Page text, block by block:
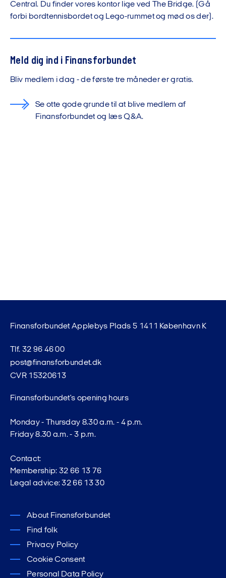
Central. Du finder vores kontor lige ved The Bridge. (Gå
forbi bordtennisbordet og Lego-rummet og mød os der).
Meld dig ind i Finansforbundet
Bliv medlem i dag - de første tre måneder er gratis.
Se otte gode grunde til at blive medlem af
Finansforbundet og læs Q&A.
Finansforbundet Applebys Plads 5 1411 København K
Tlf. 32 96 46 00
post@finansforbundet.dk
CVR 15320613
Finansforbundet's opening hours
Monday - Thursday 8.30 a.m. - 4 p.m.
Friday 8.30 a.m. - 3 p.m.
Contact:
Membership: 32 66 13 76
Legal advice: 32 66 13 30
About Finansforbundet
Find folk
Privacy Policy
Cookie Consent
Personal Data Policy